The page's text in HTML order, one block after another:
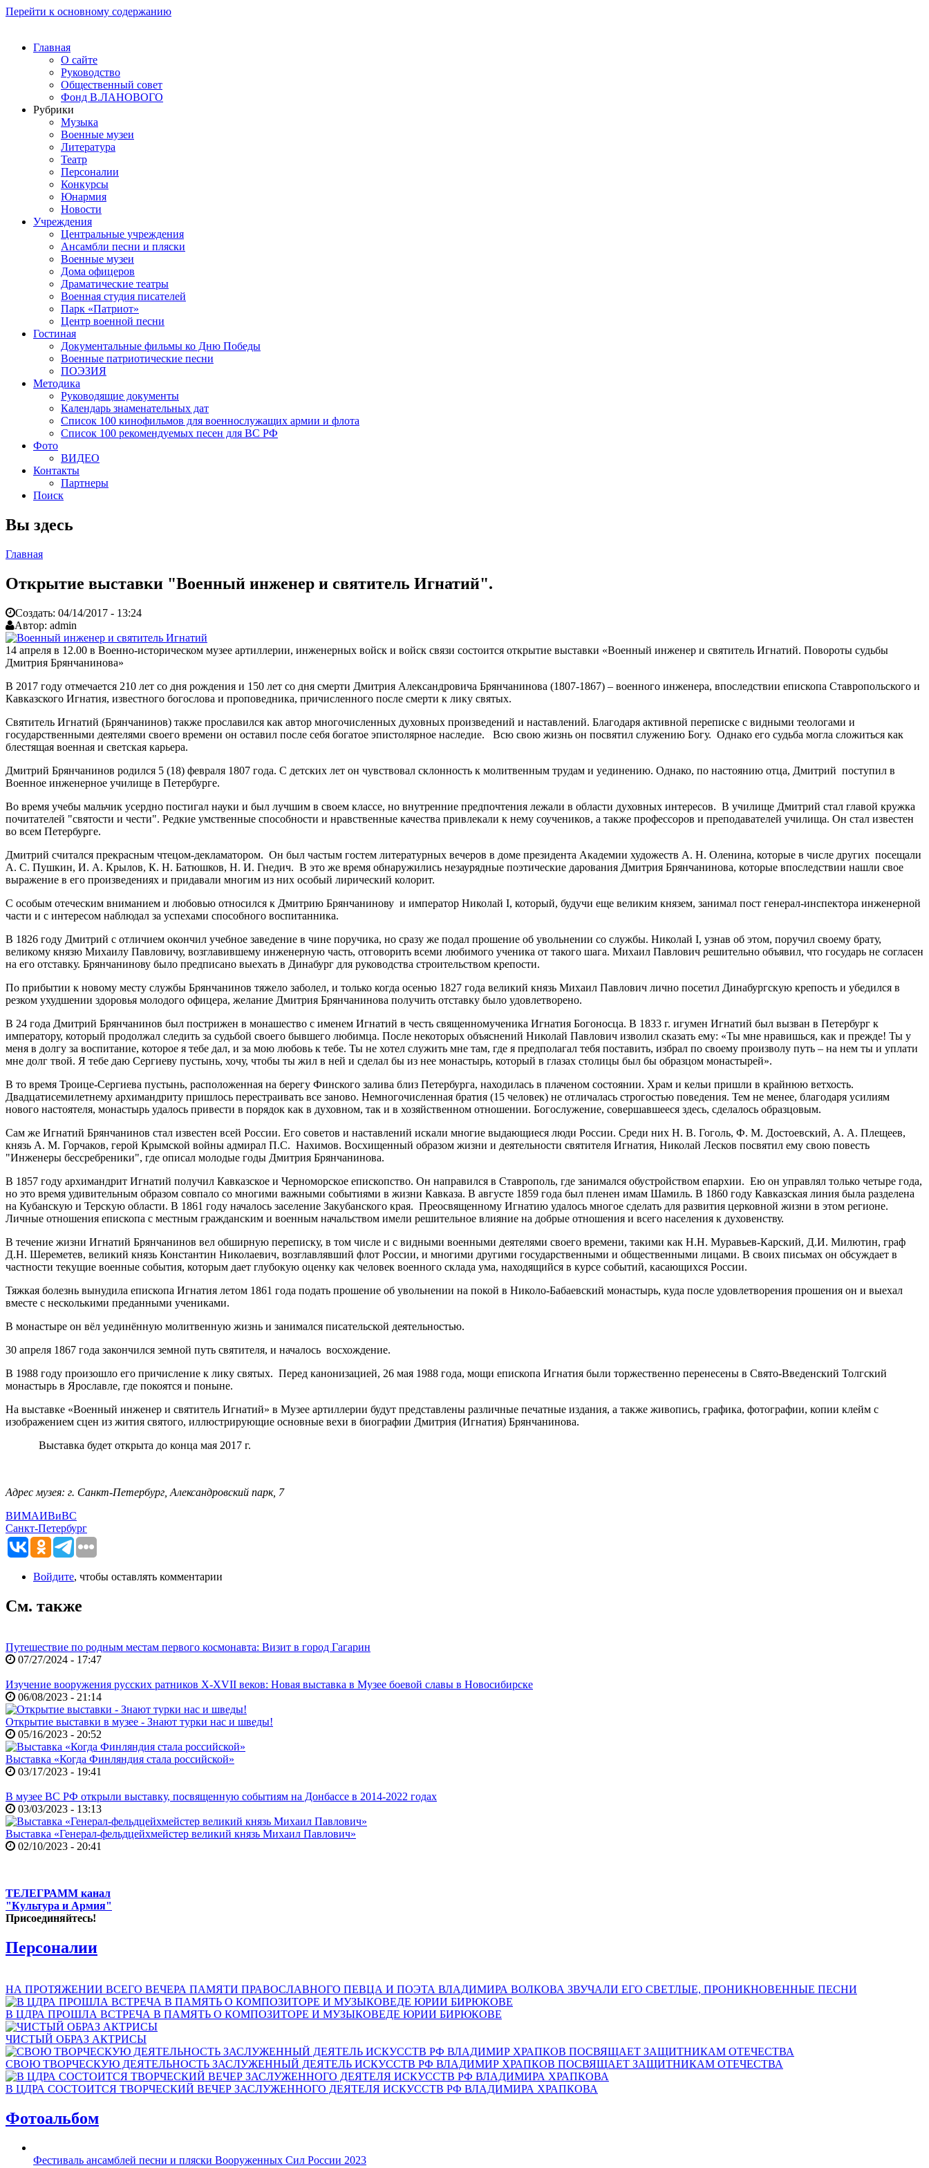
Перейти к основному содержанию
Главная
О сайте
Руководство
Общественный совет
Фонд В.ЛАНОВОГО
Рубрики
Музыка
Военные музеи
Литература
Театр
Персоналии
Конкурсы
Юнармия
Новости
Учреждения
Центральные учреждения
Ансамбли песни и пляски
Военные музеи
Дома офицеров
Драматические театры
Военная студия писателей
Парк «Патриот»
Центр военной песни
Гостиная
Документальные фильмы ко Дню Победы
Военные патриотические песни
ПОЭЗИЯ
Методика
Руководящие документы
Календарь знаменательных дат
Список 100 кинофильмов для военнослужащих армии и флота
Список 100 рекомендуемых песен для ВС РФ
Фото
ВИДЕО
Контакты
Партнеры
Поиск
Вы здесь
Главная
Открытие выставки "Военный инженер и святитель Игнатий".
Создать: 04/14/2017 - 13:24
Автор: admin
14 апреля в 12.00 в Военно-историческом музее артиллерии, инженерных войск и войск связи состоится открытие выставки «Военный инженер и святитель Игнатий. Повороты судьбы
Дмитрия Брянчанинова»
В 2017 году отмечается 210 лет со дня рождения и 150 лет со дня смерти Дмитрия Александровича Брянчанинова (1807-1867) – военного инженера, впоследствии епископа Ставропольского и
Кавказского Игнатия, известного богослова и проповедника, причисленного после смерти к лику святых.
Святитель Игнатий (Брянчанинов) также прославился как автор многочисленных духовных произведений и наставлений. Благодаря активной переписке с видными теологами и
государственными деятелями своего времени он оставил после себя богатое эпистолярное наследие. Всю свою жизнь он посвятил служению Богу. Однако его судьба могла сложиться как
блестящая военная и светская карьера.
Дмитрий Брянчанинов родился 5 (18) февраля 1807 года. С детских лет он чувствовал склонность к молитвенным трудам и уединению. Однако, по настоянию отца, Дмитрий поступил в
Военное инженерное училище в Петербурге.
Во время учебы мальчик усердно постигал науки и был лучшим в своем классе, но внутренние предпочтения лежали в области духовных интересов. В училище Дмитрий стал главой кружка
почитателей "святости и чести". Редкие умственные способности и нравственные качества привлекали к нему соучеников, а также профессоров и преподавателей училища. Он стал известен
во всем Петербурге.
Дмитрий считался прекрасным чтецом-декламатором. Он был частым гостем литературных вечеров в доме президента Академии художеств А. Н. Оленина, которые в числе других посещали
А. С. Пушкин, И. А. Крылов, К. Н. Батюшков, Н. И. Гнедич. В это же время обнаружились незаурядные поэтические дарования Дмитрия Брянчанинова, которые впоследствии нашли свое
выражение в его произведениях и придавали многим из них особый лирический колорит.
С особым отеческим вниманием и любовью относился к Дмитрию Брянчанинову и император Николай I, который, будучи еще великим князем, занимал пост генерал-инспектора инженерной
части и с интересом наблюдал за успехами способного воспитанника.
В 1826 году Дмитрий с отличием окончил учебное заведение в чине поручика, но сразу же подал прошение об увольнении со службы. Николай I, узнав об этом, поручил своему брату,
великому князю Михаилу Павловичу, возглавившему инженерную часть, отговорить всеми любимого ученика от такого шага. Михаил Павлович решительно объявил, что государь не согласен
на его отставку. Брянчанинову было предписано выехать в Динабург для руководства строительством крепости.
По прибытии к новому месту службы Брянчанинов тяжело заболел, и только когда осенью 1827 года великий князь Михаил Павлович лично посетил Динабургскую крепость и убедился в
резком ухудшении здоровья молодого офицера, желание Дмитрия Брянчанинова получить отставку было удовлетворено.
В 24 года Дмитрий Брянчанинов был пострижен в монашество с именем Игнатий в честь священномученика Игнатия Богоносца. В 1833 г. игумен Игнатий был вызван в Петербург к
императору, который продолжал следить за судьбой своего бывшего любимца. После некоторых объяснений Николай Павлович изволил сказать ему: «Ты мне нравишься, как и прежде! Ты у
меня в долгу за воспитание, которое я тебе дал, и за мою любовь к тебе. Ты не хотел служить мне там, где я предполагал тебя поставить, избрал по своему произволу путь – на нем ты и уплати
мне долг твой. Я тебе даю Сергиеву пустынь, хочу, чтобы ты жил в ней и сделал бы из нее монастырь, который в глазах столицы был бы образцом монастырей».
В то время Троице-Сергиева пустынь, расположенная на берегу Финского залива близ Петербурга, находилась в плаченом состоянии. Храм и кельи пришли в крайнюю ветхость.
Двадцатисемилетнему архимандриту пришлось перестраивать все заново. Немногочисленная братия (15 человек) не отличалась строгостью поведения. Тем не менее, благодаря усилиям
нового настоятеля, монастырь удалось привести в порядок как в духовном, так и в хозяйственном отношении. Богослужение, совершавшееся здесь, сделалось образцовым.
Сам же Игнатий Брянчанинов стал известен всей России. Его советов и наставлений искали многие выдающиеся люди России. Среди них Н. В. Гоголь, Ф. М. Достоевский, А. А. Плещеев,
князь А. М. Горчаков, герой Крымской войны адмирал П.С. Нахимов. Восхищенный образом жизни и деятельности святителя Игнатия, Николай Лесков посвятил ему свою повесть
"Инженеры бессребреники", где описал молодые годы Дмитрия Брянчанинова.
В 1857 году архимандрит Игнатий получил Кавказское и Черноморское епископство. Он направился в Ставрополь, где занимался обустройством епархии. Ею он управлял только четыре года,
но это время удивительным образом совпало со многими важными событиями в жизни Кавказа. В августе 1859 года был пленен имам Шамиль. В 1860 году Кавказская линия была разделена
на Кубанскую и Терскую области. В 1861 году началось заселение Закубанского края. Преосвященному Игнатию удалось многое сделать для развития церковной жизни в этом регионе.
Личные отношения епископа с местным гражданским и военным начальством имели решительное влияние на добрые отношения и всего населения к духовенству.
В течение жизни Игнатий Брянчанинов вел обширную переписку, в том числе и с видными военными деятелями своего времени, такими как Н.Н. Муравьев-Карский, Д.И. Милютин, граф
Д.Н. Шереметев, великий князь Константин Николаевич, возглавлявший флот России, и многими другими государственными и общественными лицами. В своих письмах он обсуждает в
частности текущие военные события, которым дает глубокую оценку как человек военного склада ума, находящийся в курсе событий, касающихся России.
Тяжкая болезнь вынудила епископа Игнатия летом 1861 года подать прошение об увольнении на покой в Николо-Бабаевский монастырь, куда после удовлетворения прошения он и выехал
вместе с несколькими преданными учениками.
В монастыре он вёл уединённую молитвенную жизнь и занимался писательской деятельностью.
30 апреля 1867 года закончился земной путь святителя, и началось восхождение.
В 1988 году произошло его причисление к лику святых. Перед канонизацией, 26 мая 1988 года, мощи епископа Игнатия были торжественно перенесены в Свято-Введенский Толгский
монастырь в Ярославле, где покоятся и поныне.
На выставке «Военный инженер и святитель Игнатий» в Музее артиллерии будут представлены различные печатные издания, а также живопись, графика, фотографии, копии клейм с
изображением сцен из жития святого, иллюстрирующие основные вехи в биографии Дмитрия (Игнатия) Брянчанинова.
Выставка будет открыта до конца мая 2017 г.
Адрес музея: г. Санкт-Петербург, Александровский парк, 7
ВИМАИВиВС
Санкт-Петербург
Войдите, чтобы оставлять комментарии
См. также
Путешествие по родным местам первого космонавта: Визит в город Гагарин
07/27/2024 - 17:47
Изучение вооружения русских ратников X-XVII веков: Новая выставка в Музее боевой славы в Новосибирске
06/08/2023 - 21:14
Открытие выставки в музее - Знают турки нас и шведы!
05/16/2023 - 20:52
Выставка «Когда Финляндия стала российской»
03/17/2023 - 19:41
В музее ВС РФ открыли выставку, посвященную событиям на Донбассе в 2014-2022 годах
03/03/2023 - 13:13
Выставка «Генерал-фельдцейхмейстер великий князь Михаил Павлович»
02/10/2023 - 20:41
ТЕЛЕГРАММ канал
"Культура и Армия"
Присоединяйтесь!
Персоналии
НА ПРОТЯЖЕНИИ ВСЕГО ВЕЧЕРА ПАМЯТИ ПРАВОСЛАВНОГО ПЕВЦА И ПОЭТА ВЛАДИМИРА ВОЛКОВА ЗВУЧАЛИ ЕГО СВЕТЛЫЕ, ПРОНИКНОВЕННЫЕ ПЕСНИ
В ЦДРА ПРОШЛА ВСТРЕЧА В ПАМЯТЬ О КОМПОЗИТОРЕ И МУЗЫКОВЕДЕ ЮРИИ БИРЮКОВЕ
ЧИСТЫЙ ОБРАЗ АКТРИСЫ
СВОЮ ТВОРЧЕСКУЮ ДЕЯТЕЛЬНОСТЬ ЗАСЛУЖЕННЫЙ ДЕЯТЕЛЬ ИСКУССТВ РФ ВЛАДИМИР ХРАПКОВ ПОСВЯЩАЕТ ЗАЩИТНИКАМ ОТЕЧЕСТВА
В ЦДРА СОСТОИТСЯ ТВОРЧЕСКИЙ ВЕЧЕР ЗАСЛУЖЕННОГО ДЕЯТЕЛЯ ИСКУССТВ РФ ВЛАДИМИРА ХРАПКОВА
Фотоальбом
Фестиваль ансамблей песни и пляски Вооруженных Сил России 2023